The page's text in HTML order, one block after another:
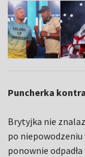
Puncherka
Brytyjka nie
po niepowodzeniu
ponownie